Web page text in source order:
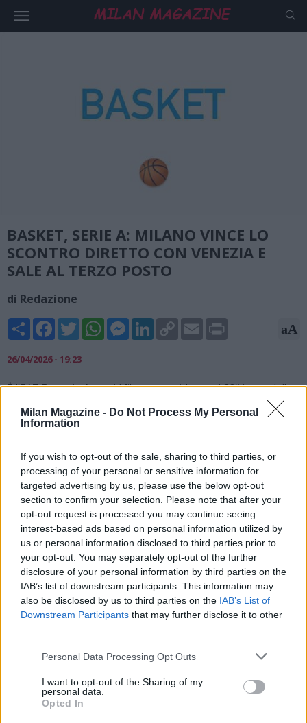
Milan Magazine - Do Not Process My Personal
Information
If you wish to opt-out of the sale, sharing to third parties, or
processing of your personal or sensitive information for
targeted advertising by us, please use the below opt-out
section to confirm your selection. Please note that after your
opt-out request is processed you may continue seeing
interest-based ads based on personal information utilized by
us or personal information disclosed to third parties prior to
your opt-out. You may separately opt-out of the further
disclosure of your personal information by third parties on the
IAB’s list of downstream participants. This information may
also be disclosed by us to third parties on the IAB’s List of
Downstream Participants that may further disclose it to other
Personal Data Processing Opt Outs
I want to opt-out of the Sharing of my
personal data.
Opted In
BASKET, SERIE A: MILANO VINCE LO
SCONTRO DIRETTO CON VENEZIA E
SALE AL TERZO POSTO
di Redazione
Share FacebookTwitterWhatsAppMessengerLinkedInCopy
Link
Email aA
26/04/2026 - 19:23
È l’EA7 Emporio Armani Milano a sorridere nel 28º turno della
Venezia nello scontro diretto per il terzo posto in scena al
Peppe Poeta di accorciare momentaneamente a -2 rispetto a
Bologna e Brescia, in attesa che scendano in campo
rispettivamente contro Trieste e Treviso.